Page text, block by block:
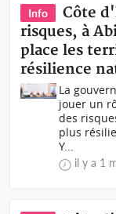
Info
Côte
risques, à
place les
résilience
La
jouer un
des
plus
Y...
il y a 1